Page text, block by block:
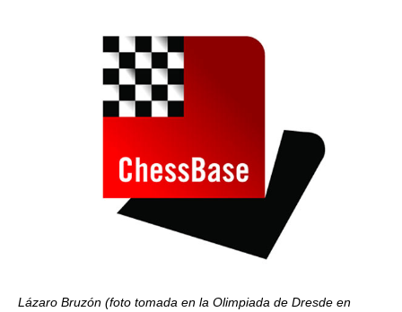
Lázaro Bruzón (foto tomada en la Olimpiada de Dresde en